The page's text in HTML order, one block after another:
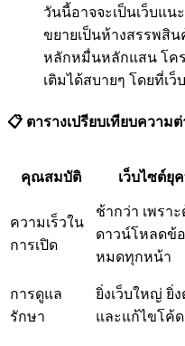
วันนี้อาจจะเป็นเว็บแน
ขยายเป็นห้างสรรพสิ
หลักหมื่นหลักแสน โคร
เติมได้สบายๆ โดยที่เว็
📋 ตารางเปรียบเทียบความต่
คุณสมบัติ เว็บไซต์ยุ
ความเร็วใน
การเปิด
ช้ากว่า เพราะ
ดาวน์โหลดข้
หมดทุกหน้า
การดูแล
รักษา
ยิ่งเว็บใหญ่ ยิ่ง
และแก้ไขโค้